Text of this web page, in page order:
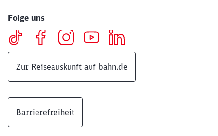
Folge uns
Zur Reiseauskunft auf bahn.de
Barrierefreiheit